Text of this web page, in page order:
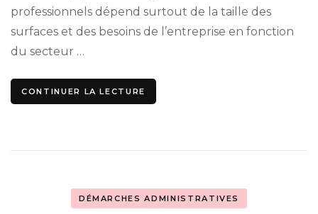
professionnels dépend surtout de la taille des
surfaces et des besoins de l’entreprise en fonction
du secteur …
CONTINUER LA LECTURE
DÉMARCHES ADMINISTRATIVES